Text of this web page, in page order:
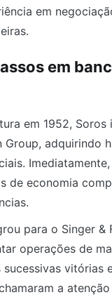
em
em
em 1952, Soros
Group, adquirindo
de economia
para o Singer &
operações de
sucessivas vitórias
a